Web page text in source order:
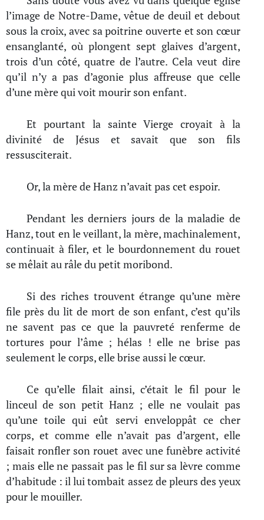
l’image de Notre-Dame, vêtue de deuil et debout
sous la croix, avec sa poitrine ouverte et son cœur
ensanglanté, où plongent sept glaives d’argent,
trois d’un côté, quatre de l’autre. Cela veut dire
qu’il n’y a pas d’agonie plus affreuse que celle
d’une mère qui voit mourir son enfant.
Et pourtant la sainte Vierge croyait à la
divinité de Jésus et savait que son fils
ressusciterait.
Or, la mère de Hanz n’avait pas cet espoir.
Pendant les derniers jours de la maladie de
Hanz, tout en le veillant, la mère, machinalement,
continuait à filer, et le bourdonnement du rouet
se mêlait au râle du petit moribond.
Si des riches trouvent étrange qu’une mère
file près du lit de mort de son enfant, c’est qu’ils
ne savent pas ce que la pauvreté renferme de
tortures pour l’âme ; hélas ! elle ne brise pas
seulement le corps, elle brise aussi le cœur.
Ce qu’elle filait ainsi, c’était le fil pour le
linceul de son petit Hanz ; elle ne voulait pas
qu’une toile qui eût servi enveloppât ce cher
corps, et comme elle n’avait pas d’argent, elle
faisait ronfler son rouet avec une funèbre activité
; mais elle ne passait pas le fil sur sa lèvre comme
d’habitude : il lui tombait assez de pleurs des yeux
pour le mouiller.